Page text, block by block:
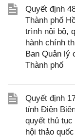
Quyết định
Thành phố
trình nội bộ,
hành chính
Ban Quản lý
Thành phố
Quyết định
tỉnh Điện
quyết thủ
hội thảo